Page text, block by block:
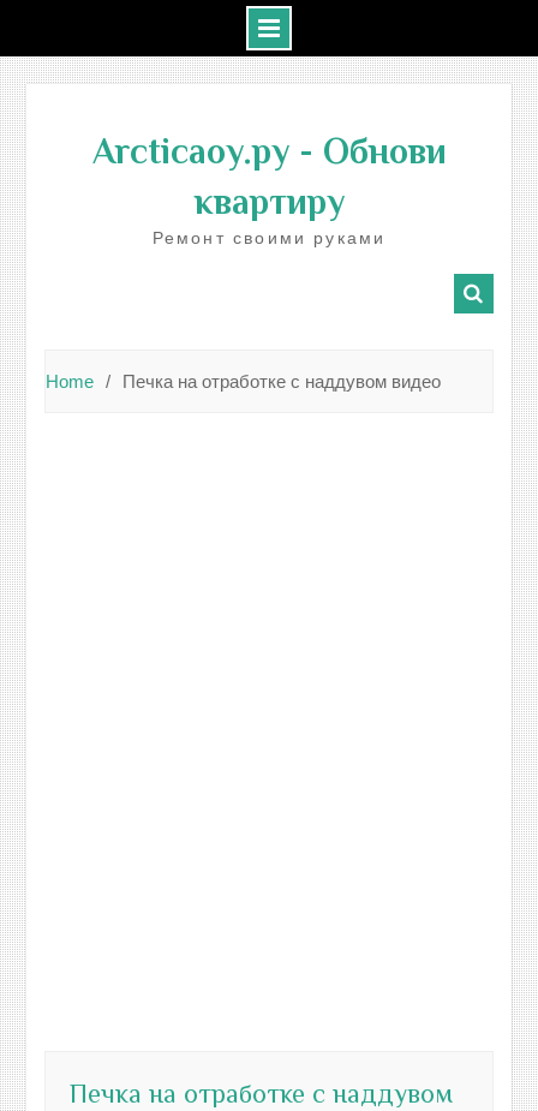
contentArcticaoy.ру- Обнови
квартиру
Ремонт своими руками
Home Печка на отработке с наддувом видео
Печка на отработке с наддувом